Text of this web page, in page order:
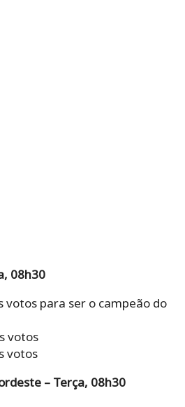
08h30
votos para ser o campeão do
votos
votos
– Terça, 08h30